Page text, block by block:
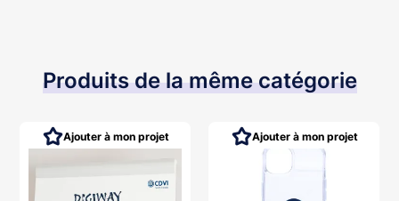
Produits de la même catégorie
Ajouter à mon projet Ajouter à mon projet